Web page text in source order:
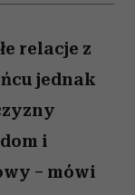
relacje z
jednak
i
– mówi